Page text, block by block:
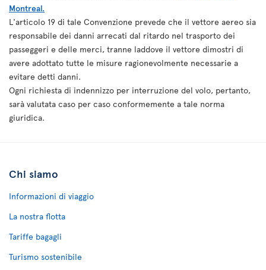
Montreal.
L'articolo 19 di tale Convenzione prevede che il vettore aereo sia
responsabile dei danni arrecati dal ritardo nel trasporto dei
passeggeri e delle merci, tranne laddove il vettore dimostri di
avere adottato tutte le misure ragionevolmente necessarie a
evitare detti danni.
Ogni richiesta di indennizzo per interruzione del volo, pertanto,
sarà valutata caso per caso conformemente a tale norma
giuridica.
Chi siamo
Informazioni di viaggio
La nostra flotta
Tariffe bagagli
Turismo sostenibile